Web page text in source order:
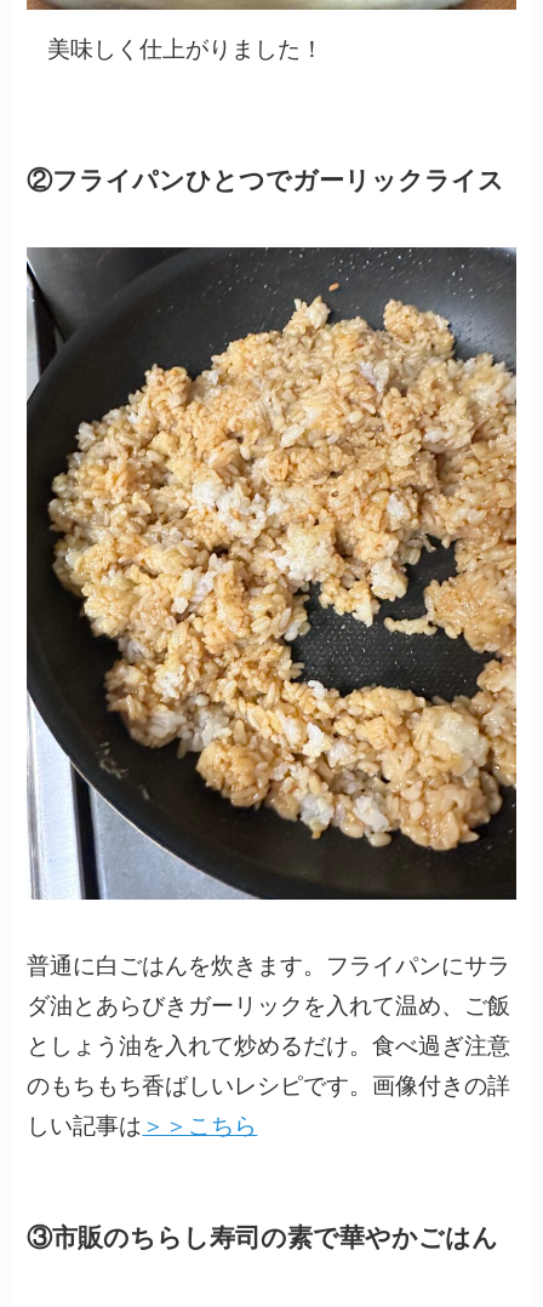
美味しく仕上がりました！
②フライパンひとつでガーリックライス
普通に白ごはんを炊きます。フライパンにサラ
ダ油とあらびきガーリックを入れて温め、ご飯
としょう油を入れて炒めるだけ。食べ過ぎ注意
のもちもち香ばしいレシピです。画像付きの詳
しい記事は ＞＞こちら
③市販のちらし寿司の素で華やかごはん